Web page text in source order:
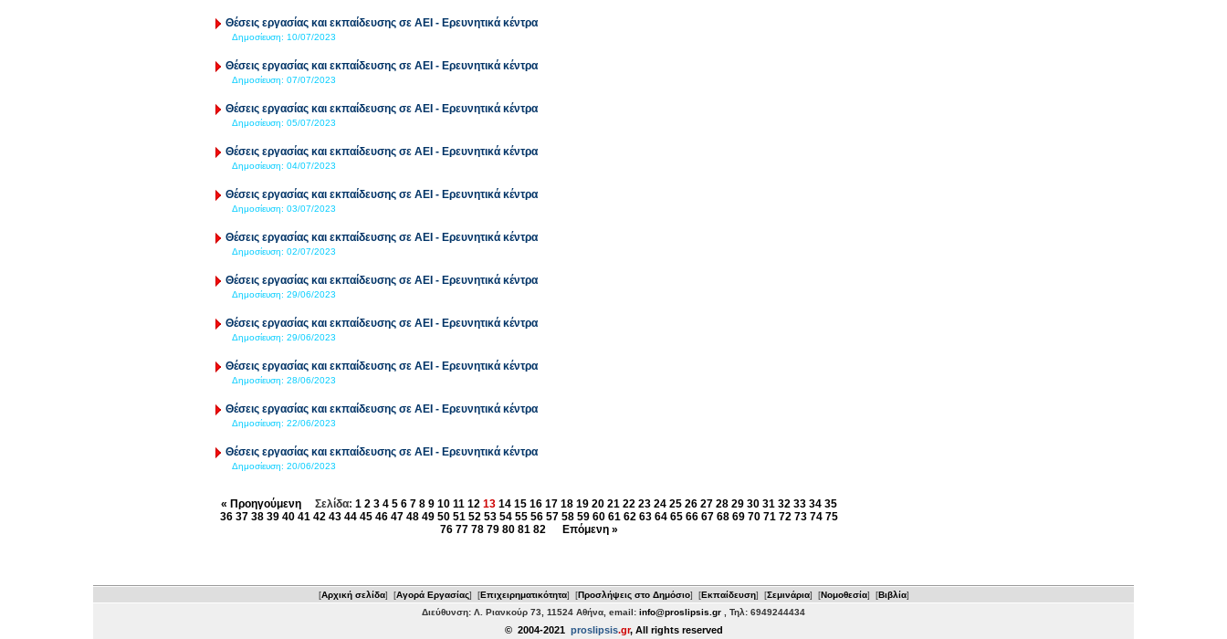
Θέσεις εργασίας και εκπαίδευσης σε ΑΕΙ - Ερευνητικά κέντρα
Δημοσίευση: 10/07/2023
Θέσεις εργασίας και εκπαίδευσης σε ΑΕΙ - Ερευνητικά κέντρα
Δημοσίευση: 07/07/2023
Θέσεις εργασίας και εκπαίδευσης σε ΑΕΙ - Ερευνητικά κέντρα
Δημοσίευση: 05/07/2023
Θέσεις εργασίας και εκπαίδευσης σε ΑΕΙ - Ερευνητικά κέντρα
Δημοσίευση: 04/07/2023
Θέσεις εργασίας και εκπαίδευσης σε ΑΕΙ - Ερευνητικά κέντρα
Δημοσίευση: 03/07/2023
Θέσεις εργασίας και εκπαίδευσης σε ΑΕΙ - Ερευνητικά κέντρα
Δημοσίευση: 02/07/2023
Θέσεις εργασίας και εκπαίδευσης σε ΑΕΙ - Ερευνητικά κέντρα
Δημοσίευση: 29/06/2023
Θέσεις εργασίας και εκπαίδευσης σε ΑΕΙ - Ερευνητικά κέντρα
Δημοσίευση: 29/06/2023
Θέσεις εργασίας και εκπαίδευσης σε ΑΕΙ - Ερευνητικά κέντρα
Δημοσίευση: 28/06/2023
Θέσεις εργασίας και εκπαίδευσης σε ΑΕΙ - Ερευνητικά κέντρα
Δημοσίευση: 22/06/2023
Θέσεις εργασίας και εκπαίδευσης σε ΑΕΙ - Ερευνητικά κέντρα
Δημοσίευση: 20/06/2023
« ΠροηγούμενηΣελίδα: 1 2 3 4 5 6 7 8 9 10 11 12 13 14 15 16 17 18 19 20 21 22 23 24 25 26 27 28 29 30 31 32 33 34 35
36 37 38 39 40 41 42 43 44 45 46 47 48 49 50 51 52 53 54 55 56 57 58 59 60 61 62 63 64 65 66 67 68 69 70 71 72 73 74 75
76 77 78 79 80 81 82 Επόμενη »
[Αρχική σελίδα] [Αγορά Εργασίας] [Επιχειρηματικότητα] [Προσλήψεις στο Δημόσιο] [Εκπαίδευση] [Σεμινάρια] [Νομοθεσία] [Βιβλία]
Διεύθυνση: Λ. Ριανκούρ 73, 11524 Αθήνα, email: info@proslipsis.gr , Τηλ: 6949244434
© 2004-2021 proslipsis.gr, All rights reserved